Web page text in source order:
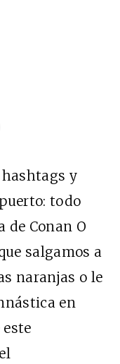
hashtags y
todo
de Conan O
salgamos a
naranjas o le
en